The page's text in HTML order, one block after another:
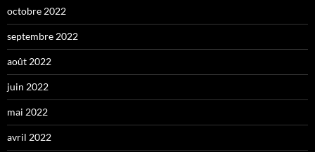
octobre 2022
septembre 2022
août 2022
juin 2022
mai 2022
avril 2022